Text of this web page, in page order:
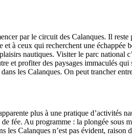
par le circuit des Calanques. Il
à ceux qui recherchent une échappée
nautiques. Visiter le parc national
et profiter des paysages immaculés
les Calanques. On peut trancher
plus à une pratique d’activités
fée. Au programme : la plongée sous
Calanques n’est pas évident,